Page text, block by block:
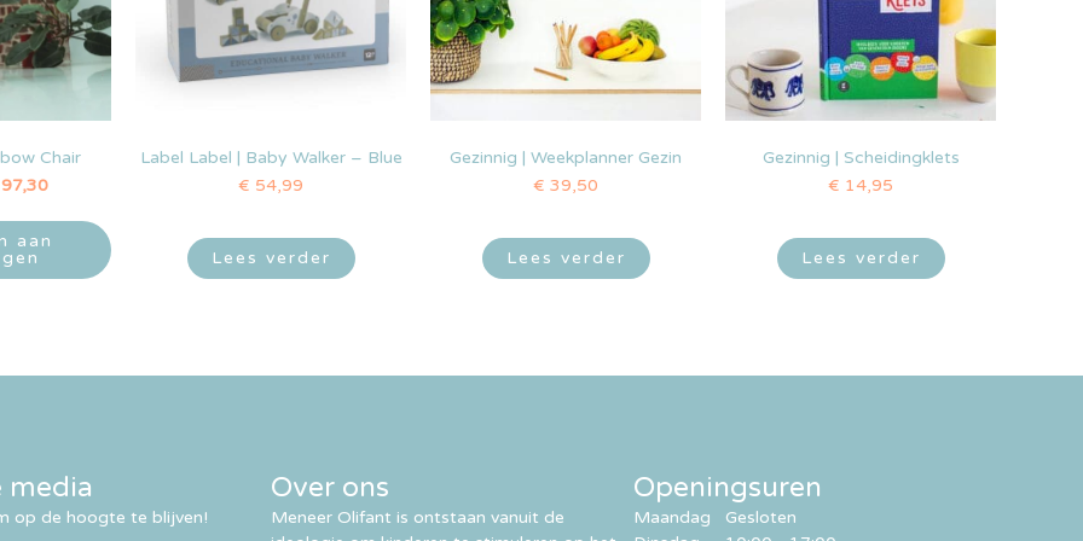
Chair
aan
Label Label | Baby Walker – Blue
€ 54,99
Lees verder
Gezinnig | Weekplanner Gezin
€ 39,50
Lees verder
Gezinnig | Scheidingklets
€ 14,95
Lees verder
media
op de hoogte te blijven!
Over ons
Meneer Olifant is ontstaan vanuit de
Openingsuren
Maandag
Gesloten